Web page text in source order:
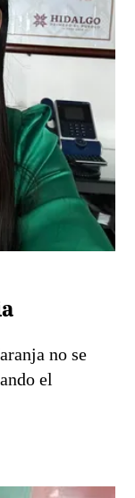
no se
el